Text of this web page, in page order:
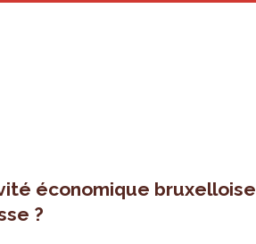
économique bruxelloise
?